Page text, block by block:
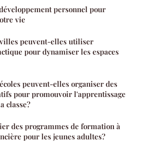
personnel pour
vie
peuvent-elles utiliser
pour dynamiser les espaces
peuvent-elles organiser des
pour promouvoir l'apprentissage
classe?
des programmes de formation à
pour les jeunes adultes?